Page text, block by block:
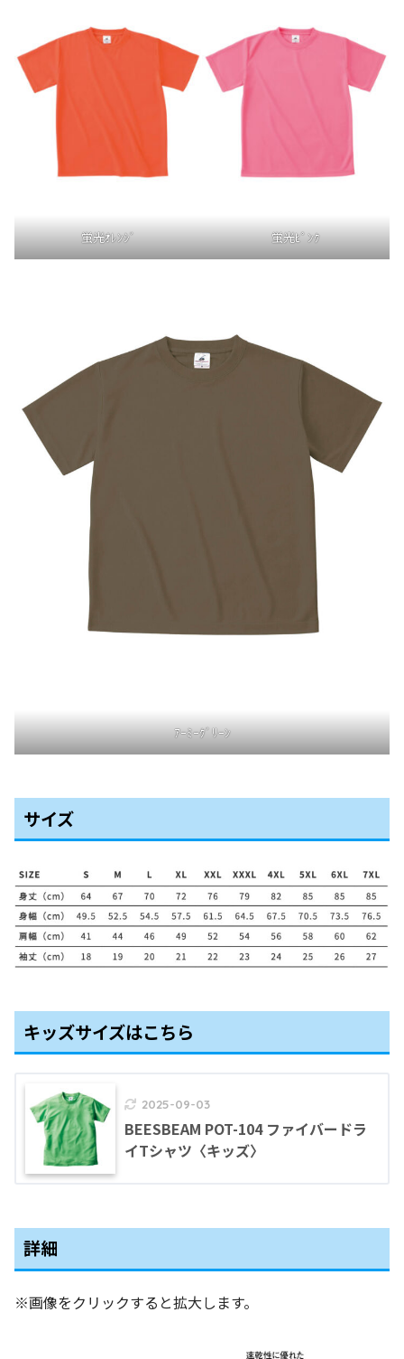
蛍光ｵﾚﾝｼﾞ 蛍光ﾋﾟﾝｸ
ｱｰﾐｰｸﾞﾘｰﾝ
サイズ
キッズサイズはこちら
2025-09-03
BEESBEAM POT-104 ファイバードラ
イTシャツ〈キッズ〉
詳細
※画像をクリックすると拡大します。